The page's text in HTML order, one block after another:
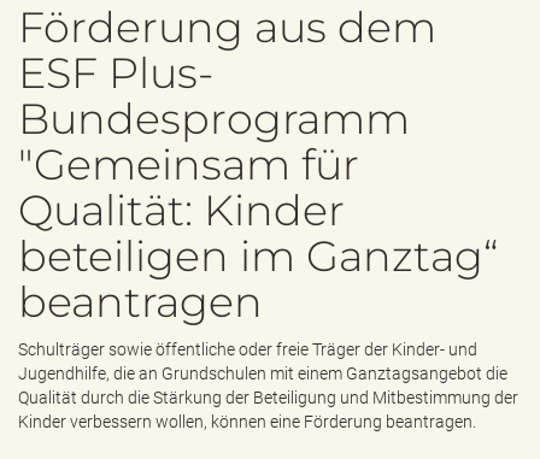
e
n
n
Förderung aus dem
ESF Plus-
Bundesprogramm
"Gemeinsam für
Qualität: Kinder
beteiligen im Ganztag“
beantragen
Schulträger sowie öffentliche oder freie Träger der Kinder- und
Jugendhilfe, die an Grundschulen mit einem Ganztagsangebot die
Qualität durch die Stärkung der Beteiligung und Mitbestimmung der
Kinder verbessern wollen, können eine Förderung beantragen.